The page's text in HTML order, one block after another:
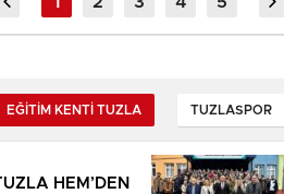
EĞİTİM KENTİ TUZLA TUZLASPOR
HEM’DEN